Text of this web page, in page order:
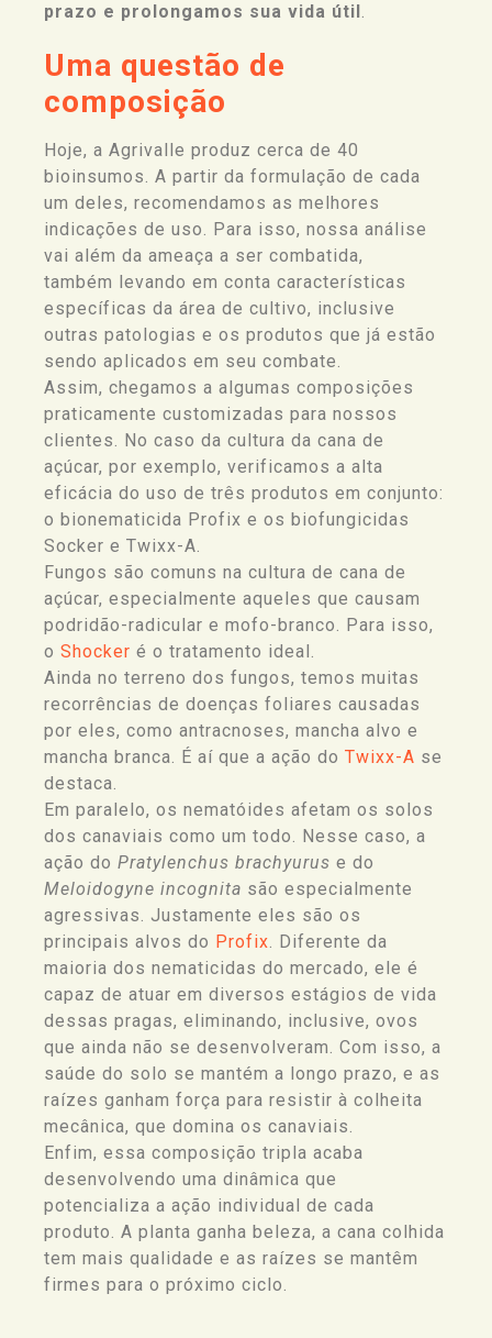
prazo e prolongamos sua vida útil .
Uma questão de
composição
Hoje, a Agrivalle produz cerca de 40
bioinsumos. A partir da formulação de cada
um deles, recomendamos as melhores
indicações de uso. Para isso, nossa análise
vai além da ameaça a ser combatida,
também
levando em conta características
específicas da área de cultivo, inclusive
outras patologias e os produtos que já estão
sendo aplicados em seu combate.
Assim, chegamos a algumas composições
praticamente customizadas para nossos
clientes. No caso da cultura da cana de
açúcar, por exemplo, verificamos a alta
eficácia do uso de três produtos em conjunto:
o bionematicida Profix e os biofungicidas
Socker e Twixx-A.
Fungos são comuns na cultura de cana de
açúcar, especialmente aqueles que causam
podridão-radicular e mofo-branco. Para isso,
o Shocker é o tratamento ideal.
Ainda no terreno dos fungos, temos muitas
recorrências de doenças foliares causadas
por eles, como antracnoses, mancha alvo e
mancha branca. É aí que a ação do Twixx-A se
destaca.
Em paralelo, os nematóides afetam os solos
dos canaviais como um todo. Nesse caso, a
ação do Pratylenchus brachyurus e do
Meloidogyne incognita são especialmente
agressivas. Justamente eles são os
principais alvos do Profix. Diferente da
maioria dos nematicidas do mercado, ele é
capaz de atuar em diversos estágios de vida
dessas pragas, eliminando, inclusive, ovos
que ainda não se desenvolveram. Com isso, a
saúde do solo se mantém a longo prazo, e as
raízes ganham força para resistir à colheita
mecânica, que domina os canaviais.
Enfim, essa composição tripla acaba
desenvolvendo uma dinâmica que
potencializa a ação individual de cada
produto. A planta ganha beleza, a cana colhida
tem mais qualidade e as raízes se mantêm
firmes para o próximo ciclo.